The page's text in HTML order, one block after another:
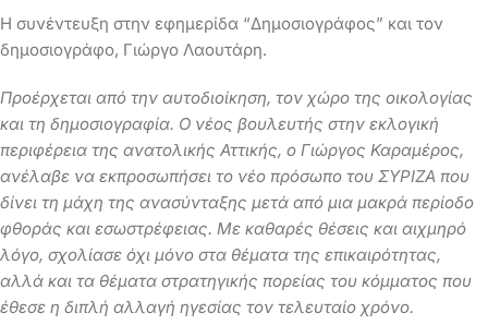
Η συνέντευξη στην εφημερίδα “Δημοσιογράφος” και τον
δημοσιογράφο, Γιώργο Λαουτάρη.
Προέρχεται από την αυτοδιοίκηση, τον χώρο της οικολογίας
και τη δημοσιογραφία. Ο νέος βουλευτής στην εκλογική
περιφέρεια της ανατολικής Αττικής, ο Γιώργος Καραμέρος,
ανέλαβε να εκπροσωπήσει το νέο πρόσωπο του ΣΥΡΙΖΑ που
δίνει τη μάχη της ανασύνταξης μετά από μια μακρά περίοδο
φθοράς και εσωστρέφειας. Με καθαρές θέσεις και αιχμηρό
λόγο, σχολίασε όχι μόνο στα θέματα της επικαιρότητας,
αλλά και τα θέματα στρατηγικής πορείας του κόμματος που
έθεσε η διπλή αλλαγή ηγεσίας τον τελευταίο χρόνο.